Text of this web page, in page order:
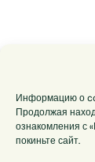
Информацию о
Продолжая
ознакомления с
покиньте сайт.